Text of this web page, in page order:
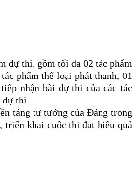
dự thi, gồm tối đa 02 tác phẩm
phẩm thể loại phát thanh, 01
nhận bài dự thi của các tác
dự thi...
tảng tư tưởng của Đảng trong
triển khai cuộc thi đạt hiệu quả